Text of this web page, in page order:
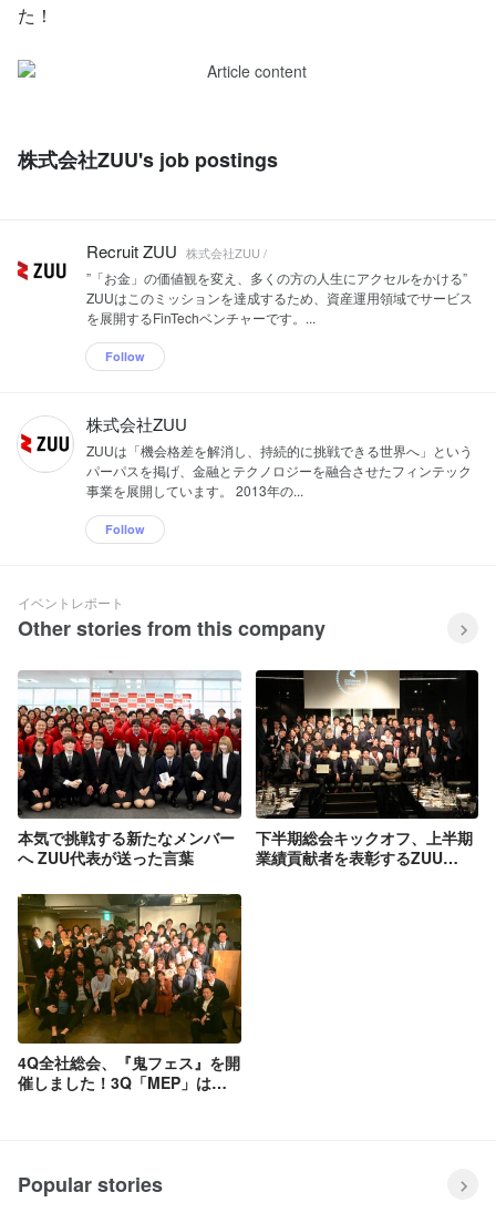
た！
株式会社ZUU's job postings
Recruit ZUU 株式会社ZUU /
”「お金」の価値観を変え、多くの方の人生にアクセルをかける”
ZUUはこのミッションを達成するため、資産運用領域でサービス
を展開するFinTechベンチャーです。...
Follow
株式会社ZUU
ZUUは「機会格差を解消し、持続的に挑戦できる世界へ」という
パーパスを掲げ、金融とテクノロジーを融合させたフィンテック
事業を展開しています。 2013年の...
Follow
イベントレポート
Other stories from this company
本気で挑戦する新たなメンバー
へ ZUU代表が送った言葉
下半期総会キックオフ、上半期
業績貢献者を表彰するZUU
4Q全社総会、『鬼フェス』を開
催しました！3Q「MEP」は史
Popular stories